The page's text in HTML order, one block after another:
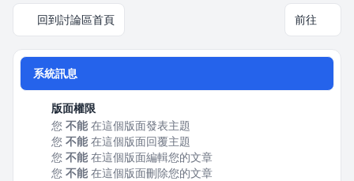
回到討論區首頁 前往
系統訊息
版面權限
您 不能在這個版面發表主題
您 不能在這個版面回覆主題
您 不能在這個版面編輯您的文章
您 不能在這個版面刪除您的文章